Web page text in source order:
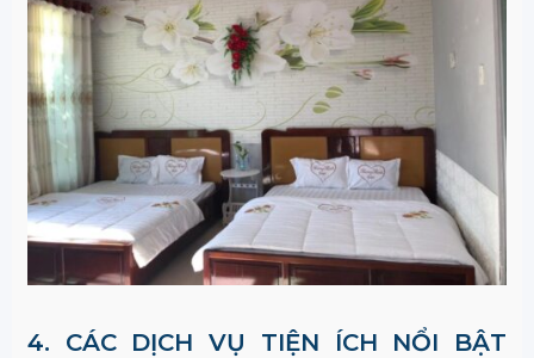
4. CÁC DỊCH VỤ TIỆN ÍCH NỔI BẬT